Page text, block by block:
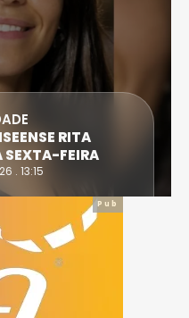
RITA
SEXTA-FEIRA
. 13:15
Pub